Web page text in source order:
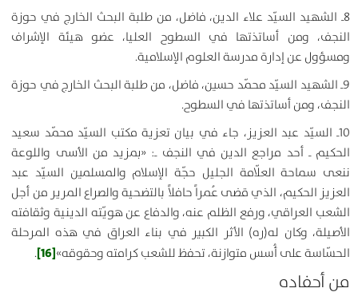
8ـ الشهيد السيّد علاء الدين، فاضل، من طلبة البحث الخارج في حوزة
النجف، ومن أساتذتها في السطوح العليا، عضو هيئة الإشراف
ومسؤول عن إدارة مدرسة العلوم الإسلامية.
9ـ الشهيد السيّد محمّد حسين، فاضل، من طلبة البحث الخارج في حوزة
النجف، ومن أساتذتها في السطوح.
10ـ السيّد عبد العزيز، جاء في بيان تعزية مكتب السيّد محمّد سعيد
الحكيم ـ أحد مراجع الدين في النجف ـ: «بمزيد من الأسى واللوعة
ننعى سماحة العلّامة الجليل حجّة الإسلام والمسلمين السيّد عبد
العزيز الحكيم، الذي قضى عُمراً حافلاً بالتضحية والصراع المرير من أجل
الشعب العراقي، ورفع الظلم عنه، والدفاع عن هويّته الدينية وثقافته
الأصيلة، وكان له(ره) الأثر الكبير في بناء العراق في هذه المرحلة
الحسّاسة على أُسس متوازنة، تحفظ للشعب كرامته وحقوقه»[16]
.
من أحفاده